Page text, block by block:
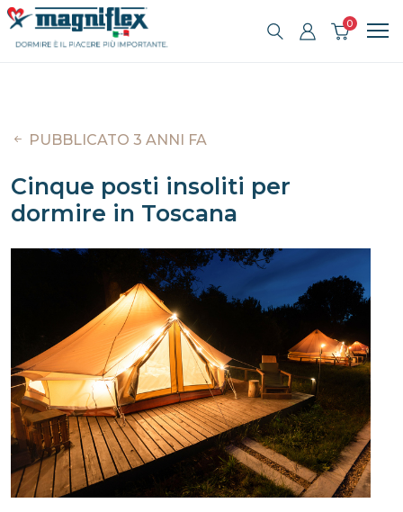
0
PUBBLICATO 3 ANNI FA
Cinque posti insoliti per
dormire in Toscana